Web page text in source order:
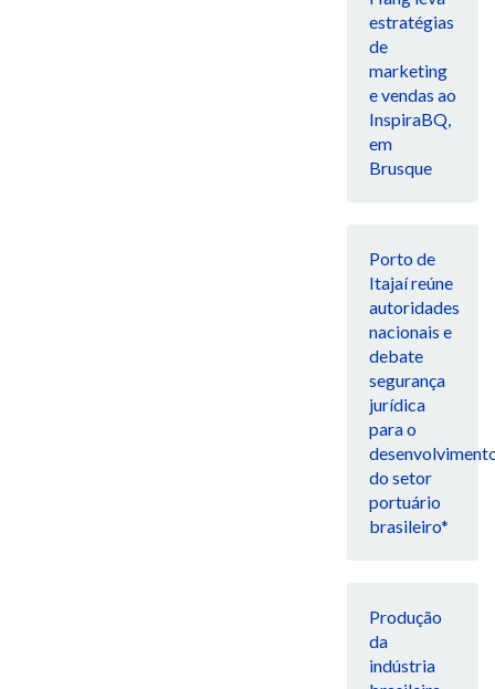
estratégias
de
marketing
e vendas ao
InspiraBQ,
em
Brusque
Porto de
Itajaí reúne
autoridades
nacionais e
debate
segurança
jurídica
para o
do setor
portuário
brasileiro*
Produção
da
indústria